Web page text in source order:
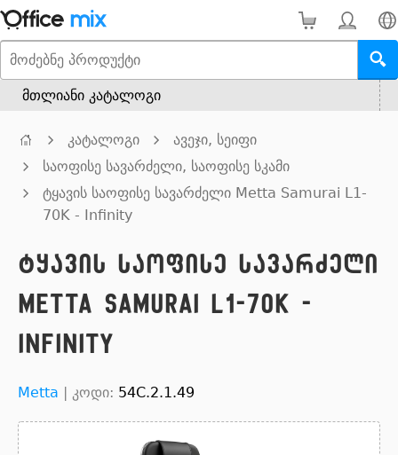
მთლიანი კატალოგი
კატალოგი
ავეჯი, სეიფი
საოფისე სავარძელი, საოფისე სკამი
ტყავის საოფისე სავარძელი Metta Samurai L1-
70K - Infinity
ტყავის საოფისე სავარძელი
Metta Samurai L1-70K -
Infinity
Metta | კოდი: 54C.2.1.49